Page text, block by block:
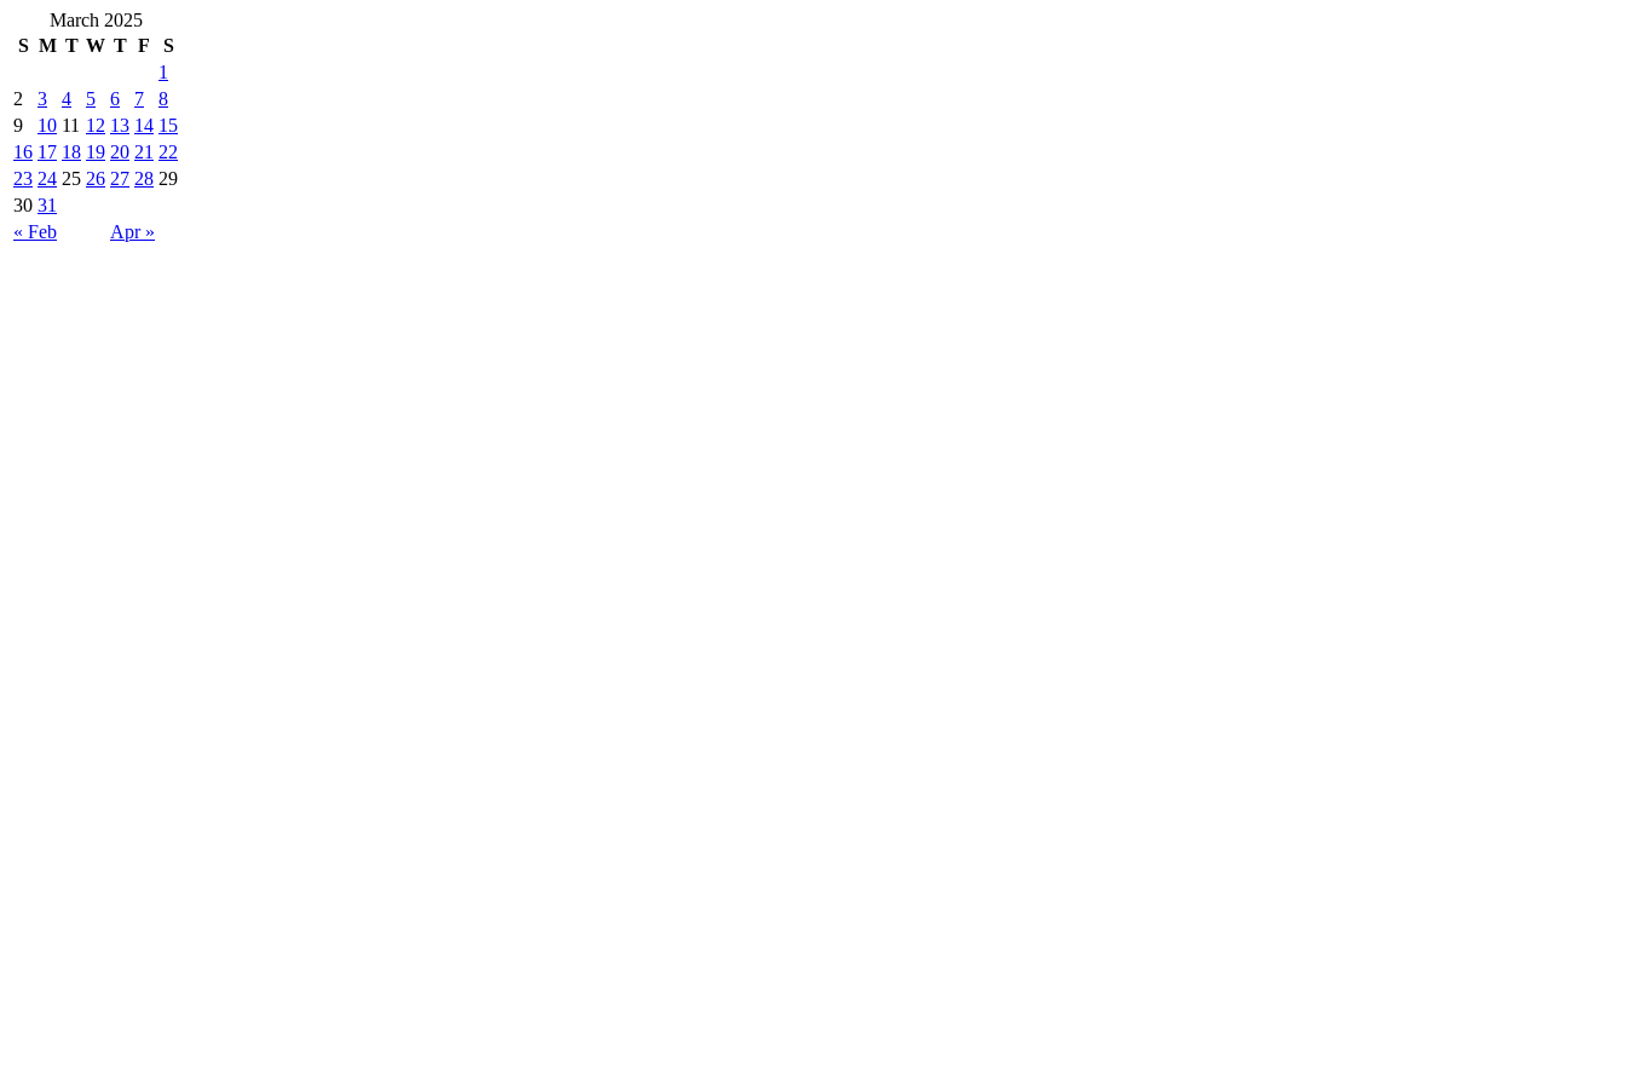
March 2025
S M T W T F S
« Feb Apr »
1
2
3 4 5 6 7
8
9
10 11 12 13 14 15
16 17 18 19 20 21 22
23 24 25 26 27 28 29
30 31